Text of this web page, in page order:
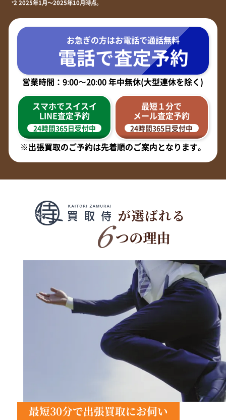
*2 2025年1月～2025年10月時点。
お急ぎの方はお電話で通話無料
電話で査定予約
営業時間：9:00〜20:00 年中無休(大型連休を除く)
スマホでスイスイ
LINE査定予約
24時間365日受付中
最短１分で
メール査定予約
24時間365日受付中
※出張買取のご予約は先着順のご案内となります。
最短30分で出張買取にお伺い